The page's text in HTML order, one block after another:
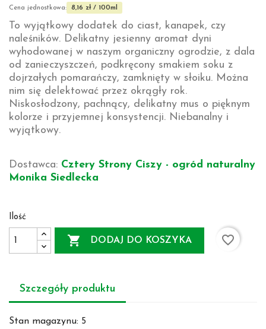
Cena jednostkowa: 8,16 zł / 100ml
To wyjątkowy dodatek do ciast, kanapek, czy
naleśników. Delikatny jesienny aromat dyni
wyhodowanej w naszym organiczny ogrodzie, z dala
od zanieczyszczeń, podkręcony smakiem soku z
dojrzałych pomarańczy, zamknięty w słoiku. Można
nim się delektować przez okrągły rok.
Niskosłodzony, pachnący, delikatny mus o pięknym
kolorze i przyjemnej konsystencji. Niebanalny i
wyjątkowy.
Dostawca: Cztery Strony Ciszy - ogród naturalny
Monika Siedlecka
Ilość
 DODAJ DO KOSZYKA favorite_border
Szczegóły produktu
Stan magazynu: 5